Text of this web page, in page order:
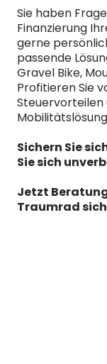
Sie haben
Finanzierung
gerne
passende
Gravel Bike,
Profitieren Sie
Sichern Sie
Sie sich
Jetzt
Traumrad